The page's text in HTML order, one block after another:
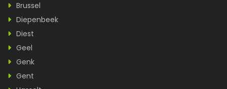
Brussel
Diepenbeek
Diest
Geel
Genk
Gent